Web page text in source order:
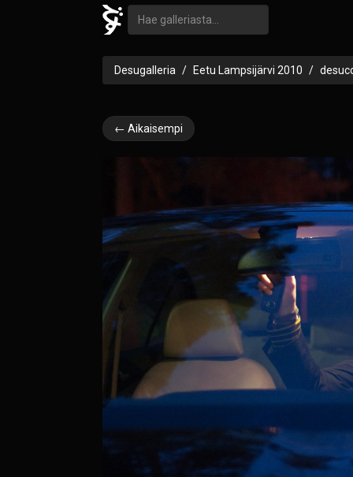
Desugalleria Eetu Lampsijärvi 2010
← Aikaisempi